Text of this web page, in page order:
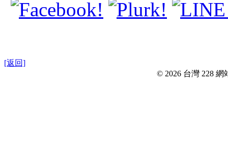
[返回]
© 2026 台灣 228 網